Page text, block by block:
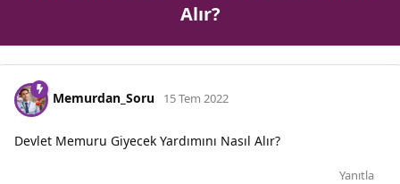
Alır?
Memurdan_Soru 15 Tem 2022
Devlet Memuru Giyecek Yardımını Nasıl Alır?
Yanıtla